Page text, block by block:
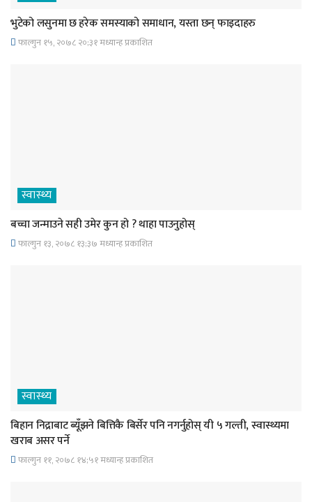
भुटेको लसुनमा छ हरेक समस्याको समाधान, यस्ता छन् फाइदाहरु
फाल्गुन १५, २०७८ २०;३१ मध्यान्ह प्रकाशित
स्वास्थ्य
बच्चा जन्माउने सही उमेर कुन हो ? थाहा पाउनुहोस्
फाल्गुन १३, २०७८ १३;३७ मध्यान्ह प्रकाशित
स्वास्थ्य
बिहान निद्राबाट ब्यूँझने बित्तिकै बिर्सेर पनि नगर्नुहोस् यी ५ गल्ती, स्वास्थ्यमा
खराब असर पर्ने
फाल्गुन ११, २०७८ १४;५१ मध्यान्ह प्रकाशित